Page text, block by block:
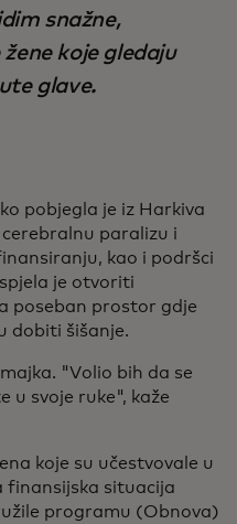
snažne,
koje gledaju
glave.
pobjegla je iz Harkiva
paralizu i
kao i podršci
je otvoriti
poseban prostor gdje
dobiti šišanje.
"Volio bih da se
u svoje ruke", kaže
koje su učestvovale u
finansijska situacija
programu (Obnova)